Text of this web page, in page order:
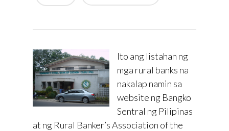
Ito ang listahan ng
mga rural banks na
nakalap namin sa
website ng Bangko
Sentral ng Pilipinas
at ng Rural Banker’s Association of the